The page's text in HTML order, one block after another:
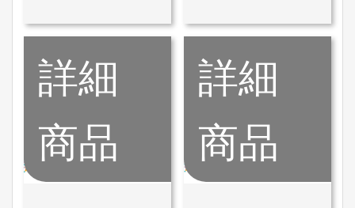
詳細
商品
詳細
商品